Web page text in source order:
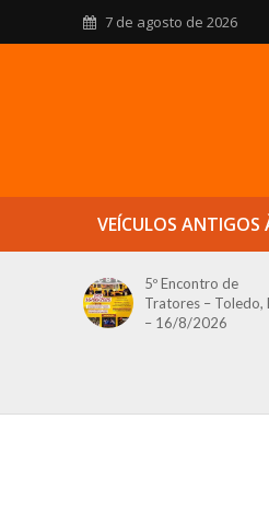
7 de agosto de 2026
VEÍCULOS ANTIGOS
5º Encontro de
Tratores – Toledo,
– 16/8/2026